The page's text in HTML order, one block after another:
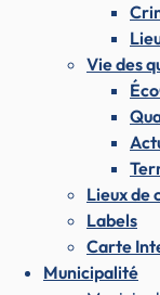
Vie des
Lieux de
Labels
Carte
Municipalité